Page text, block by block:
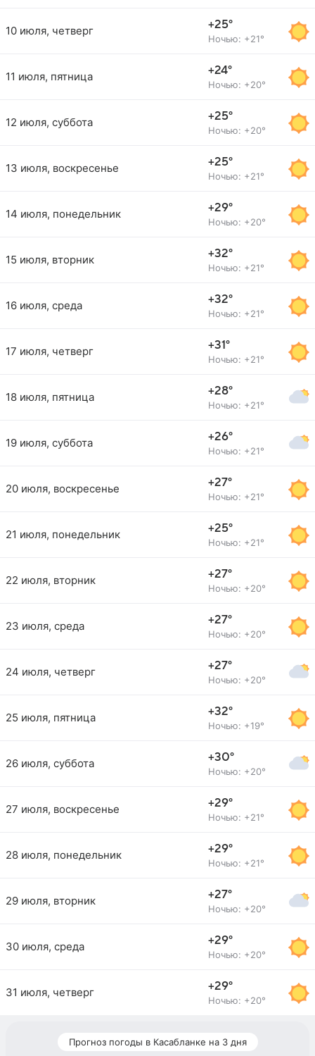
10 июля, четверг +25°
Ночью: +21°
11 июля, пятница +24°
Ночью: +20°
12 июля, суббота +25°
Ночью: +20°
13 июля, воскресенье +25°
Ночью: +21°
14 июля, понедельник +29°
Ночью: +20°
15 июля, вторник +32°
Ночью: +21°
16 июля, среда +32°
Ночью: +21°
17 июля, четверг +31°
Ночью: +21°
18 июля, пятница +28°
Ночью: +21°
19 июля, суббота +26°
Ночью: +21°
20 июля, воскресенье +27°
Ночью: +21°
21 июля, понедельник +25°
Ночью: +21°
22 июля, вторник +27°
Ночью: +20°
23 июля, среда +27°
Ночью: +20°
24 июля, четверг +27°
Ночью: +20°
25 июля, пятница +32°
Ночью: +19°
26 июля, суббота +30°
Ночью: +20°
27 июля, воскресенье +29°
Ночью: +21°
28 июля, понедельник +29°
Ночью: +21°
29 июля, вторник +27°
Ночью: +20°
30 июля, среда +29°
Ночью: +20°
31 июля, четверг +29°
Ночью: +20°
Прогноз погоды в Касабланке на 3 дня